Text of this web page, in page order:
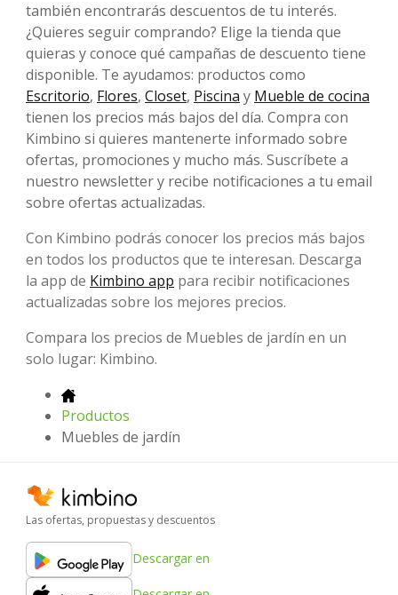
también encontrarás descuentos de tu interés.
¿Quieres seguir comprando? Elige la tienda que
quieras y conoce qué campañas de descuento tiene
disponible. Te ayudamos: productos como
Escritorio, Flores, Closet, Piscina y Mueble de cocina
tienen los precios más bajos del día. Compra con
Kimbino si quieres mantenerte informado sobre
ofertas, promociones y mucho más. Suscríbete a
nuestro newsletter y recibe notificaciones a tu email
sobre ofertas actualizadas.
Con Kimbino podrás conocer los precios más bajos
en todos los productos que te interesan. Descarga
la app de Kimbino app para recibir notificaciones
actualizadas sobre los mejores precios.
Compara los precios de Muebles de jardín en un
solo lugar: Kimbino.
Productos
Muebles de jardín
Las ofertas, propuestas y descuentos
Descargar en